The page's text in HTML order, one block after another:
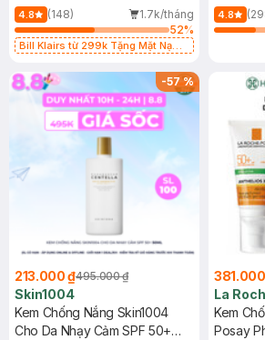
4.8 (148)
1.7k/tháng
52%
Bill Klairs từ 299k Tặng Mặt Nạ
25ml (SL Có Hạn)
400ml
4.8
-57%
213.000 ₫495.000 ₫
Skin1004
Kem Chống Nắng Skin1004
Cho Da Nhạy Cảm SPF 50+
La
Kem
Posay